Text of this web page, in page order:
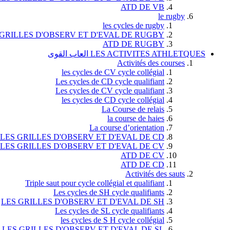
ATD DE VB
le rugby
les cycles de rugby
D'OBSERV ET D'EVAL DE RUGBY
ATD DE RUGBY
LES ACTIVITES ATHLETQUES العاب القوى
Activités des courses
les cycles de CV cycle collégial
Les cycles de CD cycle qualifiant
Les cycles de CV cycle qualifiant
les cycles de CD cycle collégial
La Course de relais
la course de haies
La course d’orientation
LES GRILLES D'OBSERV ET D'EVAL DE CD
LES GRILLES D'OBSERV ET D'EVAL DE CV
ATD DE CV
ATD DE CD
Activités des sauts
Triple saut pour cycle collégial et qualifiant
Les cycles de SH cycle qualifiants
LES GRILLES D'OBSERV ET D'EVAL DE SH
Les cycles de SL cycle qualifiants
les cycles de S H cycle collégial